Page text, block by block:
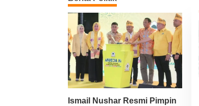
Ismail Nushar Resmi Pimpin